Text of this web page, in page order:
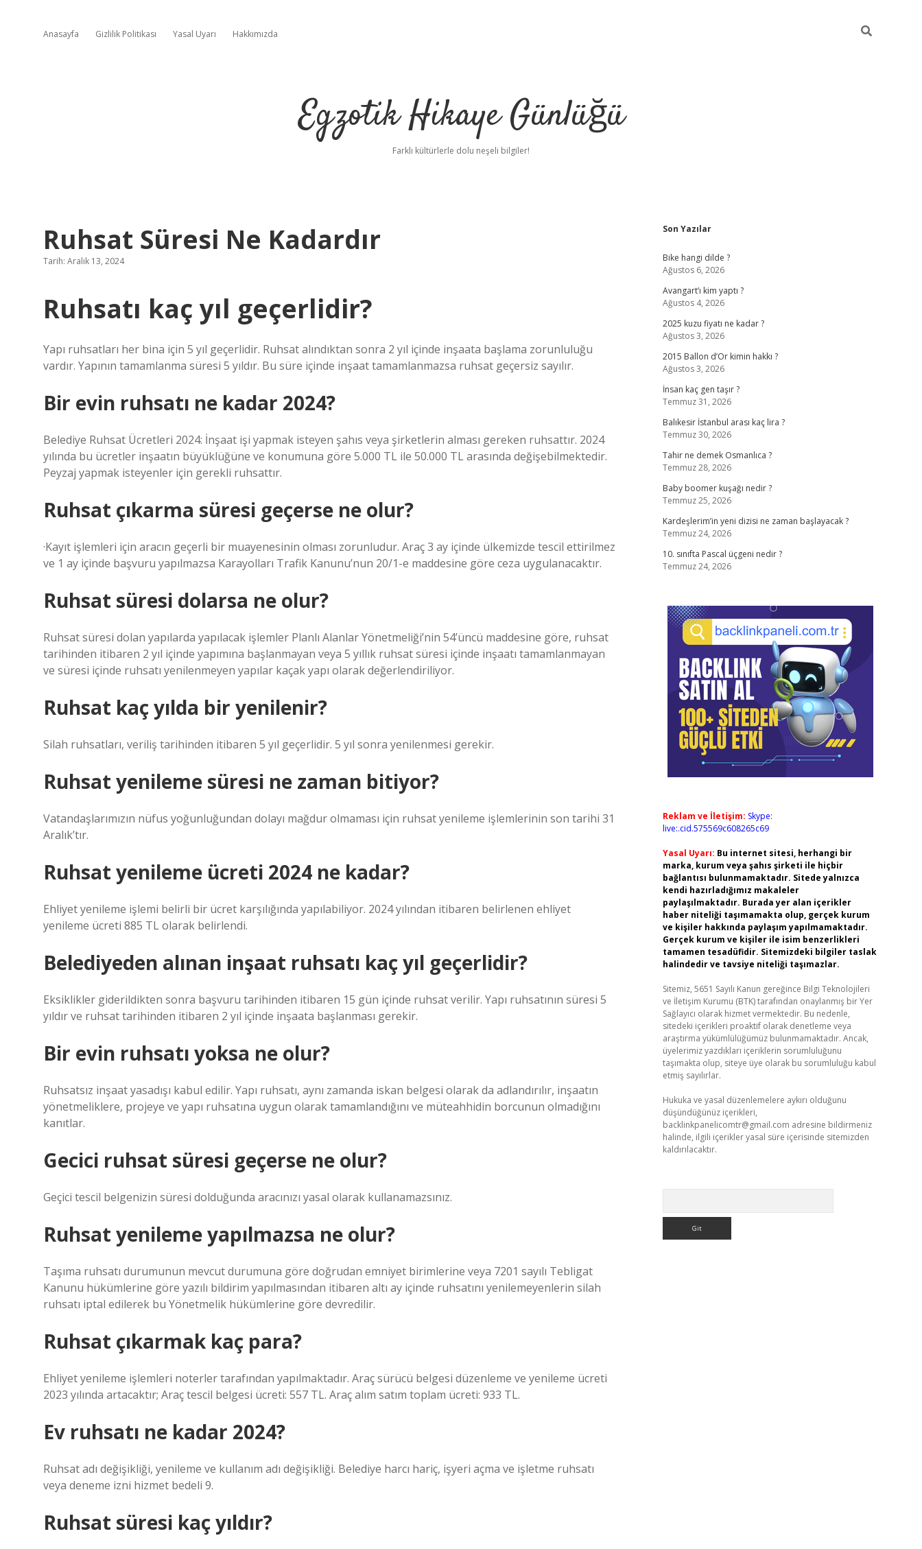
Anasayfa Gizlilik Politikası Yasal Uyarı Hakkımızda
Egzotik Hikaye Günlüğü
Farklı kültürlerle dolu neşeli bilgiler!
Ruhsat Süresi Ne Kadardır
Tarih: Aralık 13, 2024
Ruhsatı kaç yıl geçerlidir?
Yapı ruhsatları her bina için 5 yıl geçerlidir. Ruhsat alındıktan sonra 2 yıl içinde inşaata başlama zorunluluğu
vardır. Yapının tamamlanma süresi 5 yıldır. Bu süre içinde inşaat tamamlanmazsa ruhsat geçersiz sayılır.
Bir evin ruhsatı ne kadar 2024?
Belediye Ruhsat Ücretleri 2024: İnşaat işi yapmak isteyen şahıs veya şirketlerin alması gereken ruhsattır. 2024
yılında bu ücretler inşaatın büyüklüğüne ve konumuna göre 5.000 TL ile 50.000 TL arasında değişebilmektedir.
Peyzaj yapmak isteyenler için gerekli ruhsattır.
Ruhsat çıkarma süresi geçerse ne olur?
·Kayıt işlemleri için aracın geçerli bir muayenesinin olması zorunludur. Araç 3 ay içinde ülkemizde tescil ettirilmez
ve 1 ay içinde başvuru yapılmazsa Karayolları Trafik Kanunu’nun 20/1-e maddesine göre ceza uygulanacaktır.
Ruhsat süresi dolarsa ne olur?
Ruhsat süresi dolan yapılarda yapılacak işlemler Planlı Alanlar Yönetmeliği’nin 54’üncü maddesine göre, ruhsat
tarihinden itibaren 2 yıl içinde yapımına başlanmayan veya 5 yıllık ruhsat süresi içinde inşaatı tamamlanmayan
ve süresi içinde ruhsatı yenilenmeyen yapılar kaçak yapı olarak değerlendiriliyor.
Ruhsat kaç yılda bir yenilenir?
Silah ruhsatları, veriliş tarihinden itibaren 5 yıl geçerlidir. 5 yıl sonra yenilenmesi gerekir.
Ruhsat yenileme süresi ne zaman bitiyor?
Vatandaşlarımızın nüfus yoğunluğundan dolayı mağdur olmaması için ruhsat yenileme işlemlerinin son tarihi 31
Aralık’tır.
Ruhsat yenileme ücreti 2024 ne kadar?
Ehliyet yenileme işlemi belirli bir ücret karşılığında yapılabiliyor. 2024 yılından itibaren belirlenen ehliyet
yenileme ücreti 885 TL olarak belirlendi.
Belediyeden alınan inşaat ruhsatı kaç yıl geçerlidir?
Eksiklikler giderildikten sonra başvuru tarihinden itibaren 15 gün içinde ruhsat verilir. Yapı ruhsatının süresi 5
yıldır ve ruhsat tarihinden itibaren 2 yıl içinde inşaata başlanması gerekir.
Bir evin ruhsatı yoksa ne olur?
Ruhsatsız inşaat yasadışı kabul edilir. Yapı ruhsatı, aynı zamanda iskan belgesi olarak da adlandırılır, inşaatın
yönetmeliklere, projeye ve yapı ruhsatına uygun olarak tamamlandığını ve müteahhidin borcunun olmadığını
kanıtlar.
Gecici ruhsat süresi geçerse ne olur?
Geçici tescil belgenizin süresi dolduğunda aracınızı yasal olarak kullanamazsınız.
Ruhsat yenileme yapılmazsa ne olur?
Taşıma ruhsatı durumunun mevcut durumuna göre doğrudan emniyet birimlerine veya 7201 sayılı Tebligat
Kanunu hükümlerine göre yazılı bildirim yapılmasından itibaren altı ay içinde ruhsatını yenilemeyenlerin silah
ruhsatı iptal edilerek bu Yönetmelik hükümlerine göre devredilir.
Ruhsat çıkarmak kaç para?
Ehliyet yenileme işlemleri noterler tarafından yapılmaktadır. Araç sürücü belgesi düzenleme ve yenileme ücreti
2023 yılında artacaktır; Araç tescil belgesi ücreti: 557 TL. Araç alım satım toplam ücreti: 933 TL.
Ev ruhsatı ne kadar 2024?
Ruhsat adı değişikliği, yenileme ve kullanım adı değişikliği. Belediye harcı hariç, işyeri açma ve işletme ruhsatı
veya deneme izni hizmet bedeli 9.
Ruhsat süresi kaç yıldır?
Sidebar
Son Yazılar
Bike hangi dilde ?
Ağustos 6, 2026
Avangart’ı kim yaptı ?
Ağustos 4, 2026
2025 kuzu fiyatı ne kadar ?
Ağustos 3, 2026
2015 Ballon d’Or kimin hakkı ?
Ağustos 3, 2026
İnsan kaç gen taşır ?
Temmuz 31, 2026
Balıkesir İstanbul arası kaç lira ?
Temmuz 30, 2026
Tahir ne demek Osmanlıca ?
Temmuz 28, 2026
Baby boomer kuşağı nedir ?
Temmuz 25, 2026
Kardeşlerim’in yeni dizisi ne zaman başlayacak ?
Temmuz 24, 2026
10. sınıfta Pascal üçgeni nedir ?
Temmuz 24, 2026
Reklam ve İletişim: Skype:
live:.cid.575569c608265c69
Yasal Uyarı: Bu internet sitesi, herhangi bir
marka, kurum veya şahıs şirketi ile hiçbir
bağlantısı bulunmamaktadır. Sitede yalnızca
kendi hazırladığımız makaleler
paylaşılmaktadır. Burada yer alan içerikler
haber niteliği taşımamakta olup, gerçek kurum
ve kişiler hakkında paylaşım yapılmamaktadır.
Gerçek kurum ve kişiler ile isim benzerlikleri
tamamen tesadüfidir. Sitemizdeki bilgiler taslak
halindedir ve tavsiye niteliği taşımazlar.
Sitemiz, 5651 Sayılı Kanun gereğince Bilgi Teknolojileri
ve İletişim Kurumu (BTK) tarafından onaylanmış bir Yer
Sağlayıcı olarak hizmet vermektedir. Bu nedenle,
sitedeki içerikleri proaktif olarak denetleme veya
araştırma yükümlülüğümüz bulunmamaktadır. Ancak,
üyelerimiz yazdıkları içeriklerin sorumluluğunu
taşımakta olup, siteye üye olarak bu sorumluluğu kabul
etmiş sayılırlar.
Hukuka ve yasal düzenlemelere aykırı olduğunu
düşündüğünüz içerikleri,
backlinkpanelicomtr@gmail.com adresine bildirmeniz
halinde, ilgili içerikler yasal süre içerisinde sitemizden
kaldırılacaktır.